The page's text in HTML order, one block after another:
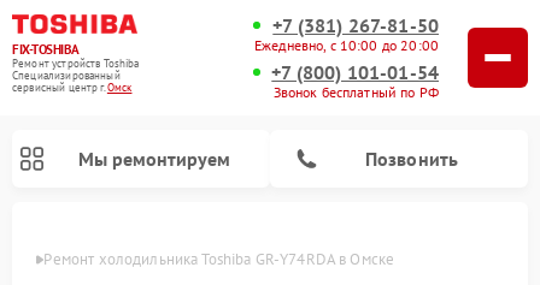
FIX-TOSHIBA
Ремонт устройств Toshiba
Специализированный
cервисный центр г.Омск
+7 (381) 267-81-50
Ежедневно, с 10:00 до 20:00
+7 (800) 101-01-54
Звонок бесплатный по РФ
Мы ремонтируем Позвонить
Ремонт холодильника Toshiba GR-Y74RDA в Омске